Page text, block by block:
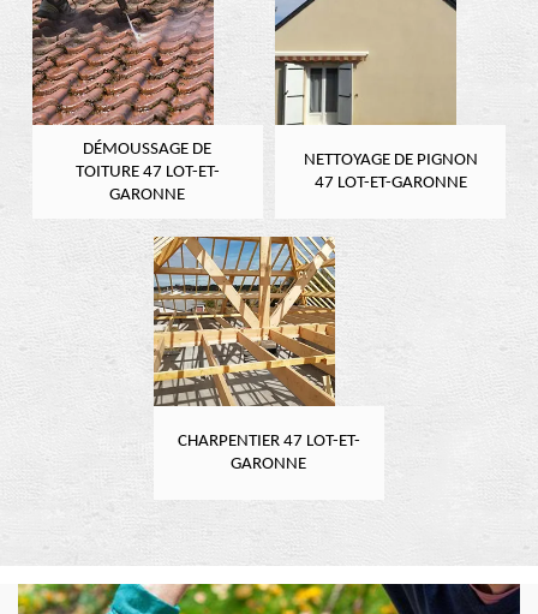
DÉMOUSSAGE DE
TOITURE 47 LOT-ET-
GARONNE
NETTOYAGE DE PIGNON
47 LOT-ET-GARONNE
CHARPENTIER 47 LOT-ET-
GARONNE